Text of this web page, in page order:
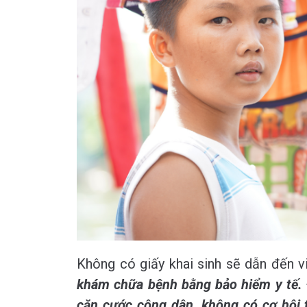
Không có giấy khai sinh sẽ dẫn đến
khám chữa bệnh bằng bảo hiểm y tế.